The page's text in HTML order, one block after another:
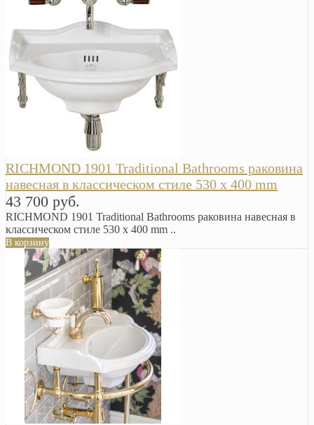
RICHMOND 1901 Traditional Bathrooms раковина
навесная в классическом стиле 530 х 400 mm
43 700 руб.
RICHMOND 1901 Traditional Bathrooms раковина навесная в
классическом стиле 530 х 400 mm ..
В корзину